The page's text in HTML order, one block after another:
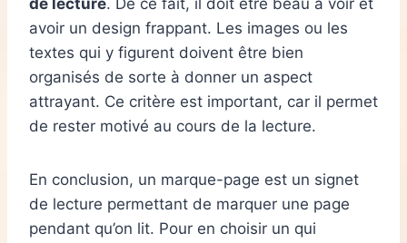
de lecture. De ce fait, il doit être beau à voir et
avoir un design frappant. Les images ou les
textes qui y figurent doivent être bien
organisés de sorte à donner un aspect
attrayant. Ce critère est important, car il permet
de rester motivé au cours de la lecture.
En conclusion, un marque-page est un signet
de lecture permettant de marquer une page
pendant qu’on lit. Pour en choisir un qui